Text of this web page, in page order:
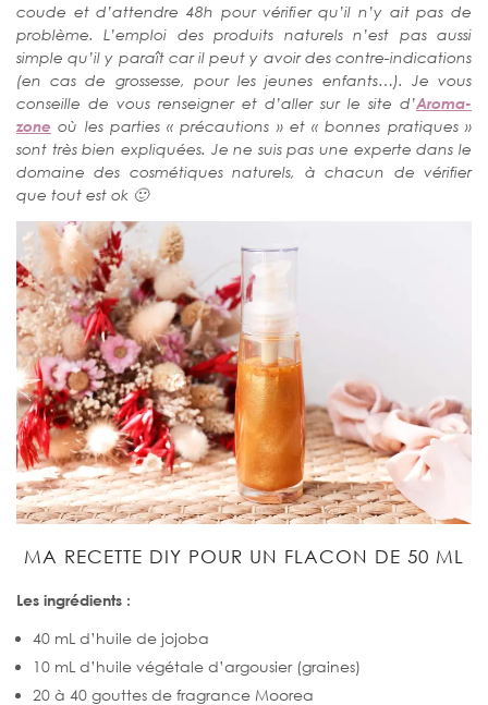
coude et d’attendre 48h pour vérifier qu’il n’y ait pas de
problème. L’emploi des produits naturels n’est pas aussi
simple qu’il y paraît car il peut y avoir des contre-indications
(en cas de grossesse, pour les jeunes enfants…). Je vous
conseille de vous renseigner et d’aller sur le site d’Aroma-
zone où les parties « précautions » et « bonnes pratiques »
sont très bien expliquées. Je ne suis pas une experte dans le
domaine des cosmétiques naturels, à chacun de vérifier
que tout est ok 🙂
MA RECETTE DIY POUR UN FLACON DE 50 ML
Les ingrédients :
40 mL d’huile de jojoba
10 mL d’huile végétale d’argousier (graines)
20 à 40 gouttes de fragrance Moorea